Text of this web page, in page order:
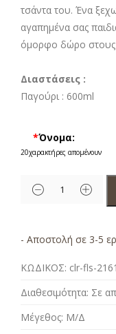
τσάντα του. Ένα
αγαπημένα σας
όμορφο δώρο στους
Διαστάσεις :
Παγούρι : 600ml
*Όνομα:
20χαρακτήρες απομένουν
- Αποστολή σε 3-5
ΚΩΔΙΚΟΣ: clr-fls-2161
Διαθεσιμότητα: Σε
Μέγεθος: Μ/Δ